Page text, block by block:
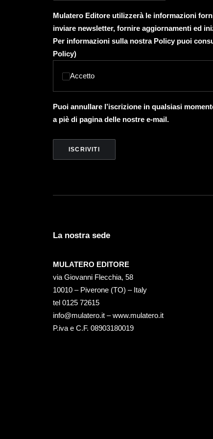
Mulatero Editore utilizzerà le informazioni
inviare newsletter, fornire aggiornamenti ed
Per informazioni sulla nostra Policy puoi
Policy)
Accetto
Puoi annullare l’iscrizione in qualsiasi
a piè di pagina delle nostre e-mail.
La nostra sede
MULATERO EDITORE
via Giovanni Flecchia, 58
10010 – Piverone (TO) – Italy
tel ‭0125 72615‬
info@mulatero.it –www.mulatero.it
P.iva e C.F. 08903180019